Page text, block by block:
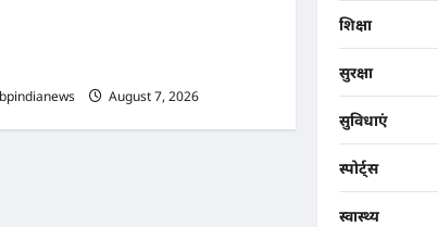
August 7, 2026
शिक्षा
सुरक्षा
सुविधाएं
स्पोर्ट्स
स्वास्थ्य